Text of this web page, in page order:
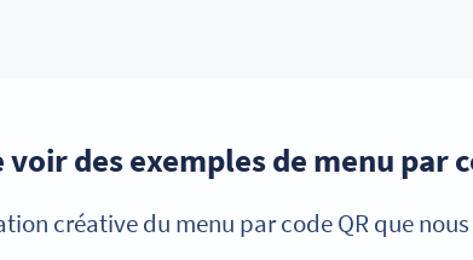
voir des exemples de menu par
créative du menu par code QR que